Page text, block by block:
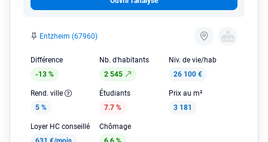
Entzheim (67960)
Différence
-13 %
Nb. d'habitants
2 545
Niv. de vie/hab
26 100 €
Rend. ville
5 %
Étudiants
7.7 %
Prix au m²
3 181
Loyer HC conseillé
Chômage